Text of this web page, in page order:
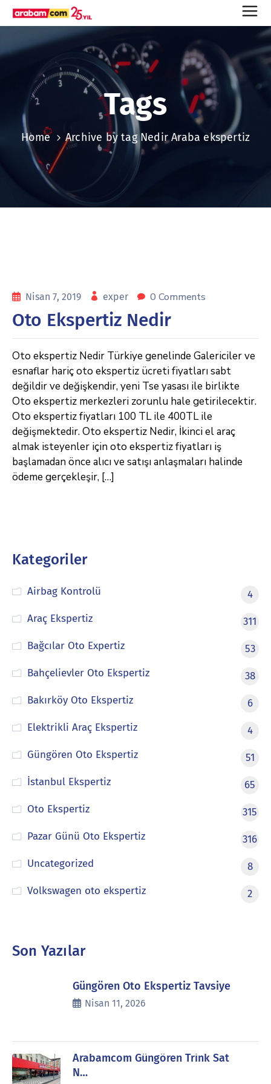
Tags
Home Archive by tag Nedir Araba ekspertiz
Nisan 7, 2019 exper 0 Comments
Oto Ekspertiz Nedir
Oto ekspertiz Nedir Türkiye genelinde Galericiler ve
esnaflar hariç oto ekspertiz ücreti fiyatları sabt
değildir ve değişkendir, yeni Tse yasası ile birlikte
Oto ekspertiz merkezleri zorunlu hale getirilecektir.
Oto ekspertiz fiyatları 100 TL ile 400TL ile
değişmektedir. Oto ekspertiz Nedir, İkinci el araç
almak isteyenler için oto ekspertiz fiyatları iş
başlamadan önce alıcı ve satışı anlaşmaları halinde
ödeme gerçekleşir, […]
Kategoriler
Airbag Kontrolü
4
Araç Ekspertiz
311
Bağcılar Oto Expertiz
53
Bahçelievler Oto Ekspertiz
38
Bakırköy Oto Ekspertiz
6
Elektrikli Araç Ekspertiz
4
Güngören Oto Ekspertiz
51
İstanbul Ekspertiz
65
Oto Ekspertiz
315
Pazar Günü Oto Ekspertiz
316
Uncategorized
8
Volkswagen oto ekspertiz
2
Son Yazılar
Güngören Oto Ekspertiz Tavsiye
Nisan 11, 2026
Arabamcom Güngören Trink Sat
N…